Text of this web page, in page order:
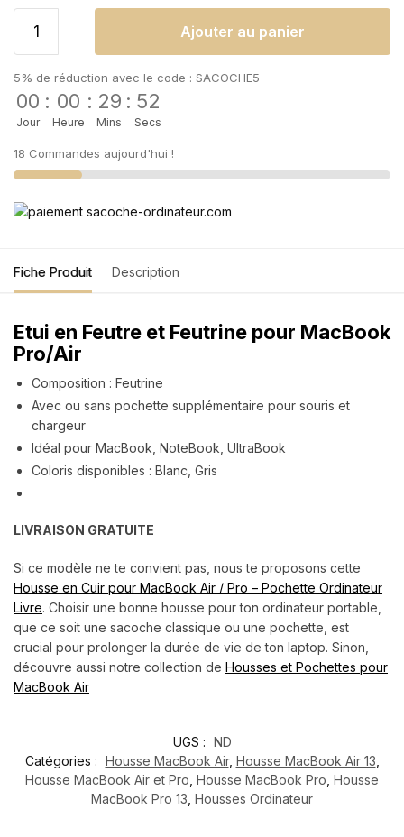
Ajouter au panier
5% de réduction avec le code : SACOCHE5
00
Jour
: 00
Heure
: 29
Mins
: 52
Secs
18 Commandes aujourd'hui !
Fiche Produit Description
Etui en Feutre et Feutrine pour MacBook
Pro/Air
Composition : Feutrine
Avec ou sans pochette supplémentaire pour souris et
chargeur
Idéal pour MacBook, NoteBook, UltraBook
Coloris disponibles : Blanc, Gris
LIVRAISON GRATUITE
Si ce modèle ne te convient pas, nous te proposons cette
Housse en Cuir pour MacBook Air / Pro – Pochette Ordinateur
Livre. Choisir une bonne housse pour ton ordinateur portable,
que ce soit une sacoche classique ou une pochette, est
crucial pour prolonger la durée de vie de ton laptop. Sinon,
découvre aussi notre collection de Housses et Pochettes pour
MacBook Air
UGS : ND
Catégories : Housse MacBook Air, Housse MacBook Air 13
Housse MacBook Air et Pro Housse MacBook Pro Housse
MacBook Pro 13 Housses Ordinateur